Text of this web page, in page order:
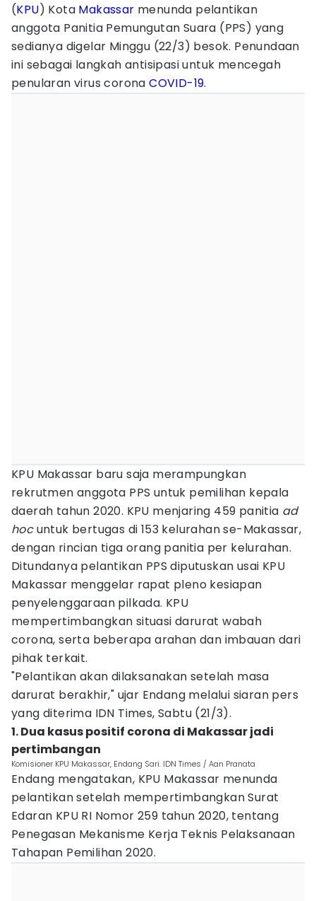
(KPU) Kota Makassar menunda pelantikan
anggota Panitia Pemungutan Suara (PPS) yang
sedianya digelar Minggu (22/3) besok. Penundaan
ini sebagai langkah antisipasi untuk mencegah
penularan virus coronaCOVID-19.
KPU Makassar baru saja merampungkan
rekrutmen anggota PPS untuk pemilihan kepala
daerah tahun 2020. KPU menjaring 459 panitia ad
hocuntuk bertugas di 153 kelurahan se-Makassar,
dengan rincian tiga orang panitia per kelurahan.
Ditundanya pelantikan PPS diputuskan usai KPU
Makassar menggelar rapat pleno kesiapan
penyelenggaraan pilkada. KPU
mempertimbangkan situasi darurat wabah
corona, serta beberapa arahan dan imbauan dari
pihak terkait.
"Pelantikan akan dilaksanakan setelah masa
darurat berakhir," ujar Endang melalui siaran pers
yang diterima IDN Times, Sabtu (21/3).
1. Dua kasus positif corona di Makassar jadi
pertimbangan
Komisioner KPU Makassar, Endang Sari. IDN Times / Aan Pranata
Endang mengatakan, KPU Makassar menunda
pelantikan setelah mempertimbangkan Surat
Edaran KPU RI Nomor 259 tahun 2020, tentang
Penegasan Mekanisme Kerja Teknis Pelaksanaan
Tahapan Pemilihan 2020.